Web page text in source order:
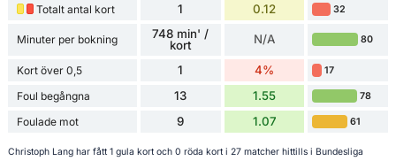
Totalt antal kort 1 0.12 32
Minuter per bokning
748 min' /
kort
N/A 80
Kort över 0,5 1 4% 17
Foul begångna 13 1.55 78
Foulade mot 9 1.07 61
Christoph Lang har fått 1 gula kort och 0 röda kort i 27 matcher hittills i Bundesliga